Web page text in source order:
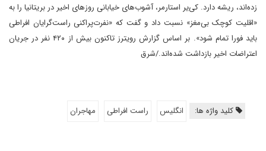
زده‌اند، ریشه دارد. کی‌یر استارمر، آشوب‌های خیابانی روزهای اخیر در بریتانیا را به
«اقلیت کوچک بی‌مغز» نسبت داد و گفت که «نفرت‌پراکنی راست‌گرایان افراطی
باید فورا تمام شود». بر اساس گزارش رویترز تاکنون بیش از ۴۲۰ نفر در جریان
اعتراضات اخیر بازداشت شده‌اند./شرق
کلید واژه ها: انگلیس راست افراطی مهاجران